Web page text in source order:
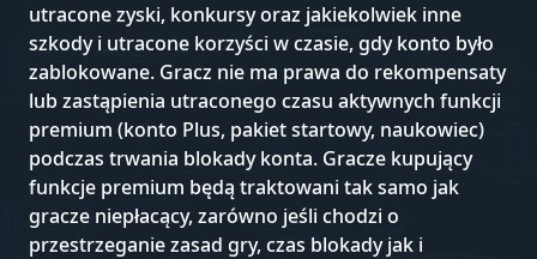
utracone zyski, konkursy oraz jakiekolwiek inne
szkody i utracone korzyści w czasie, gdy konto było
zablokowane. Gracz nie ma prawa do rekompensaty
lub zastąpienia utraconego czasu aktywnych funkcji
premium (konto Plus, pakiet startowy, naukowiec)
podczas trwania blokady konta. Gracze kupujący
funkcje premium będą traktowani tak samo jak
gracze niepłacący, zarówno jeśli chodzi o
przestrzeganie zasad gry, czas blokady jak i